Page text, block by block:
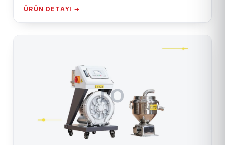
ÜRÜN DETAYI →
LO